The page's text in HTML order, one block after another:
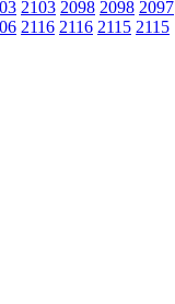
2103 2098 2098 2097
2116 2116 2115 2115